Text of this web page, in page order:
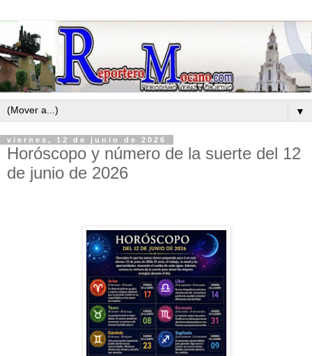
▼
viernes, 12 de junio de 2026
Horóscopo y número de la suerte del 12
de junio de 2026